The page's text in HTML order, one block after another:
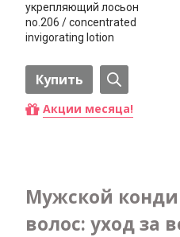
укрепляющий лосьон
no.206 / concentrated
invigorating lotion
Купить
Акции месяца!
Мужской
волос: уход за